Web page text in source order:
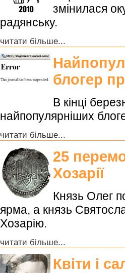
змінилася
радянську.
читати більше...
блогер
В кінці
найпопулярніших
читати більше...
25
Хозарії
Князь Олег
ярма, а князь
Хозарію.
читати більше...
Квіти і